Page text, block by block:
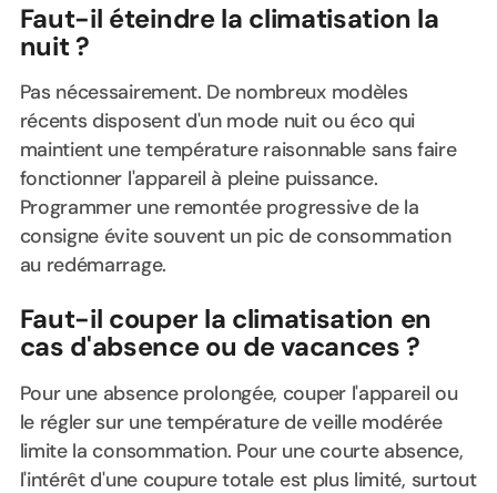
Faut-il éteindre la climatisation la
nuit ?
Pas nécessairement. De nombreux modèles
récents disposent d'un mode nuit ou éco qui
maintient une température raisonnable sans faire
fonctionner l'appareil à pleine puissance.
Programmer une remontée progressive de la
consigne évite souvent un pic de consommation
au redémarrage.
Faut-il couper la climatisation en
cas d'absence ou de vacances ?
Pour une absence prolongée, couper l'appareil ou
le régler sur une température de veille modérée
limite la consommation. Pour une courte absence,
l'intérêt d'une coupure totale est plus limité, surtout